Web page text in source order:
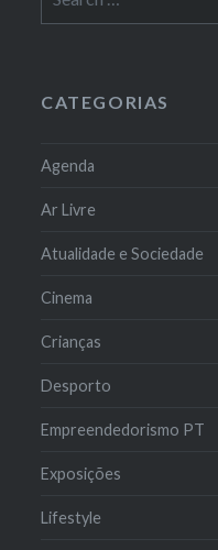
for:
CATEGORIAS
Agenda
Ar Livre
Atualidade e Sociedade
Cinema
Crianças
Desporto
Empreendedorismo PT
Exposições
Lifestyle